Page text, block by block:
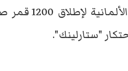
تستعد
"ستارلينك".